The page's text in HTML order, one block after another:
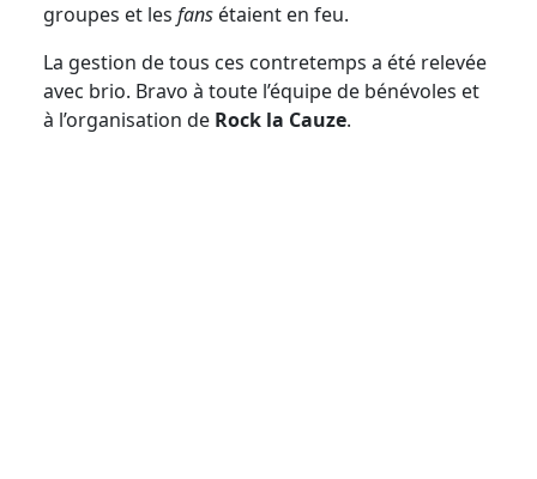
groupes et les fans étaient en feu.
La gestion de tous ces contretemps a été relevée
avec brio. Bravo à toute l’équipe de bénévoles et
à l’organisation de Rock la Cauze.